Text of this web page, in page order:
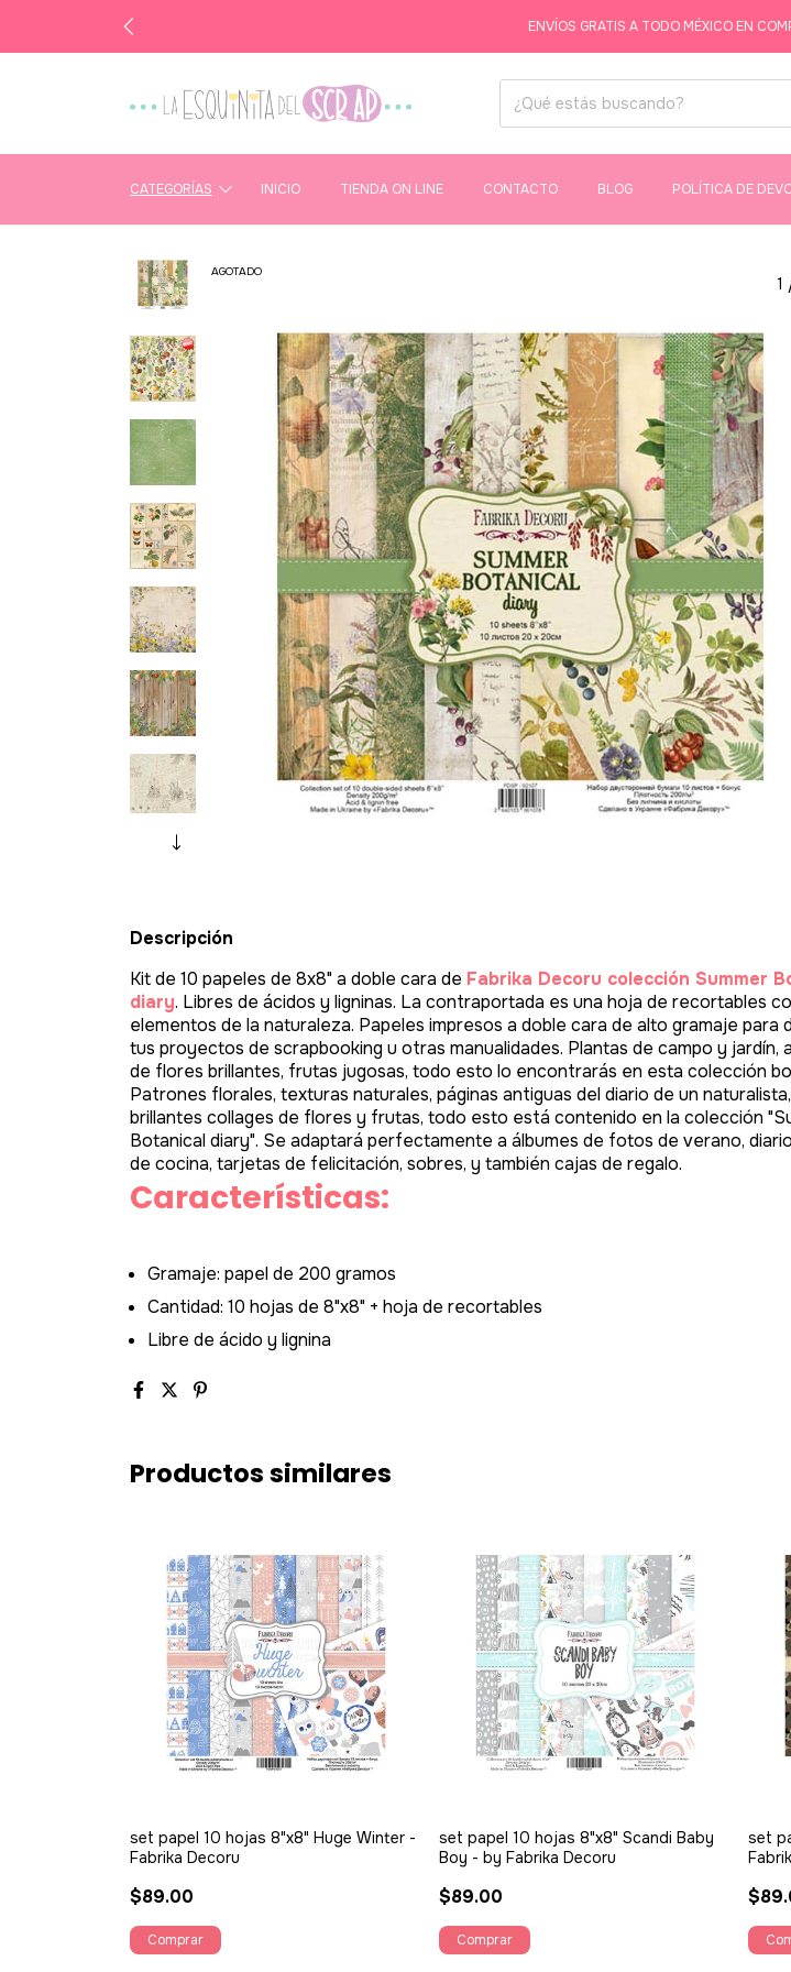
ENVÍOS GRATIS A TODO MÉXICO EN
CATEGORÍAS INICIO TIENDA ON LINE CONTACTO BLOG POLÍTICA DE
AGOTADO
1
Descripción
Kit de 10 papeles de 8x8" a doble cara de Fabrika Decoru colección Summer
diary. Libres de ácidos y ligninas. La contraportada es una hoja de recortables
elementos de la naturaleza. Papeles impresos a doble cara de alto gramaje para
tus proyectos de scrapbooking u otras manualidades. Plantas de campo y jardín,
de flores brillantes, frutas jugosas, todo esto lo encontrarás en esta colección
Patrones florales, texturas naturales, páginas antiguas del diario de un naturalista,
brillantes collages de flores y frutas, todo esto está contenido en la colección
Botanical diary". Se adaptará perfectamente a álbumes de fotos de verano,
de cocina, tarjetas de felicitación, sobres, y también cajas de regalo.
Características:
Gramaje: papel de 200 gramos
Cantidad: 10 hojas de 8"x8" + hoja de recortables
Libre de ácido y lignina
Productos similares
set papel 10 hojas 8"x8" Huge Winter -
Fabrika Decoru
$89.00
set papel 10 hojas 8"x8" Scandi Baby
Boy - by Fabrika Decoru
$89.00
set